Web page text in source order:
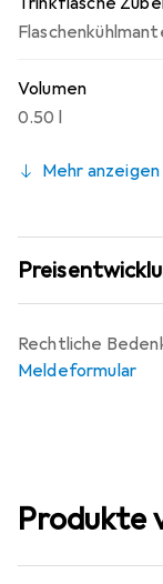
Volumen
0.50 l
Mehr anzeigen
Rechtliche
Meldeformular
Produkte